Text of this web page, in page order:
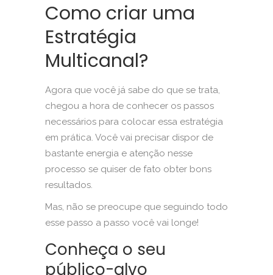
Como criar uma
Estratégia
Multicanal?
Agora que você já sabe do que se trata,
chegou a hora de conhecer os passos
necessários para colocar essa estratégia
em prática. Você vai precisar dispor de
bastante energia e atenção nesse
processo se quiser de fato obter bons
resultados.
Mas, não se preocupe que seguindo todo
esse passo a passo você vai longe!
Conheça o seu
público-alvo